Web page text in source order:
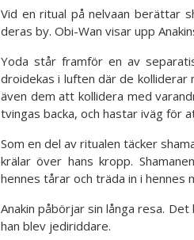
Vid en ritual på nelvaan berättar
deras by. Obi-Wan visar upp
Yoda står framför en av
droidekas i luften där de
även dem att kollidera med
tvingas backa, och hastar iväg för
Som en del av ritualen täcker
krälar över hans kropp.
hennes tårar och träda in i hennes
Anakin påbörjar sin långa resa.
han blev jediriddare.